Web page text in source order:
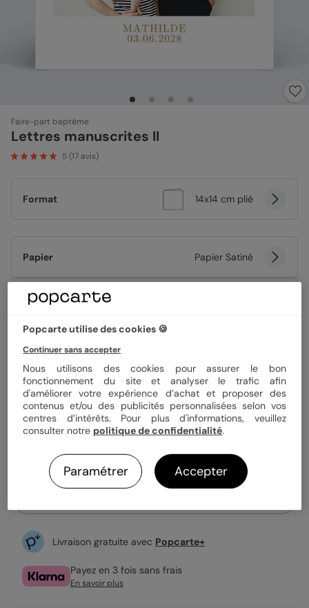
Faire-part baptême
Lettres manuscrites II
5(17 avis)
Format 14x14 cm plié
Papier Papier Satiné
Quantité
1,29 €
Enveloppe blanche offerte
Fabrication française
Expédition rapide en 24h
Personnaliser
Livraison gratuite avec Popcarte+
Payez en 3 fois sans frais
En savoir plus
Popcarte utilise des cookies 🍪
Continuer sans accepter
Nous utilisons des cookies pour assurer le bon
fonctionnement du site et analyser le trafic afin
d'améliorer votre expérience d’achat et proposer des
contenus et/ou des publicités personnalisées selon vos
centres d’intérêts. Pour plus d'informations, veuillez
consulter notre politique de confidentialité.
Paramétrer Accepter